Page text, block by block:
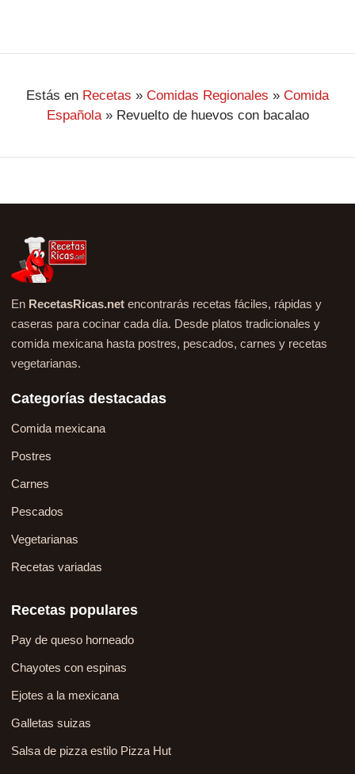
Estás en Recetas » Comidas Regionales » Comida
Española» Revuelto de huevos con bacalao
En RecetasRicas.net encontrarás recetas fáciles, rápidas y
caseras para cocinar cada día. Desde platos tradicionales y
comida mexicana hasta postres, pescados, carnes y recetas
vegetarianas.
Categorías destacadas
Comida mexicana
Postres
Carnes
Pescados
Vegetarianas
Recetas variadas
Recetas populares
Pay de queso horneado
Chayotes con espinas
Ejotes a la mexicana
Galletas suizas
Salsa de pizza estilo Pizza Hut